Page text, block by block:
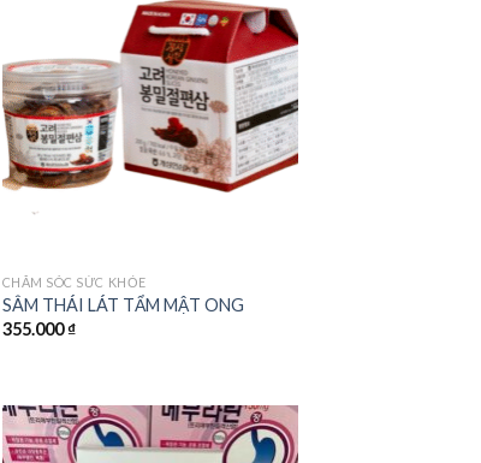
Add to
wishlist
CHĂM SÓC SỨC KHỎE
SÂM THÁI LÁT TẨM MẬT ONG
355.000₫